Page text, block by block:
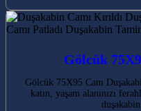
Gölcük
Gölcük 75X95 Cam
katın, yaşam alanınızı